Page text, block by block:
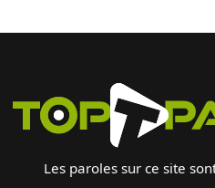
Les paroles sur ce site